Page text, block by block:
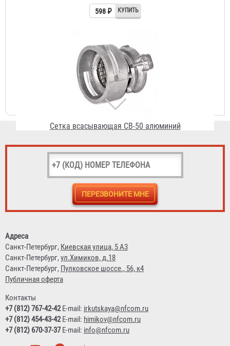
Сетка всасывающая СВ-50 алюминий
1 801 ₽
Сетка всасывающая СВ-50 сталь
Адреса
Санкт-Петербург, Киевская улица, 5 А3
Санкт-Петербург,ул.Химиков, д.18
Санкт-Петербург, Пулковское шоссе., 56, к4
Публичная оферта
Контакты
+7 (812) 767-42-42E-mail: irkutskaya@nfcom.ru
+7 (812) 454-43-42E-mail: himikov@nfcom.ru
+7 (812) 670-37-37E-mail: info@nfcom.ru